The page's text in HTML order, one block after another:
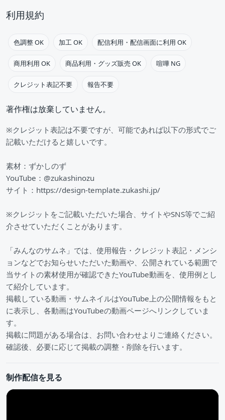
利用規約
色調整 OK 加工 OK 配信利用・配信画面に利用 OK
商用利用 OK 商品利用・グッズ販売 OK 喧嘩 NG
クレジット表記不要 報告不要
著作権は放棄していません。
※クレジット表記は不要ですが、可能であれば以下の形式でご
記載いただけると嬉しいです。
素材：ずかしのず
YouTube：@zukashinozu
サイト：https://design-template.zukashi.jp/
※クレジットをご記載いただいた場合、サイトやSNS等でご紹
介させていただくことがあります。
「みんなのサムネ」では、使用報告・クレジット表記・メンシ
ョンなどでお知らせいただいた動画や、公開されている範囲で
当サイトの素材使用が確認できたYouTube動画を、使用例とし
て紹介しています。
掲載している動画・サムネイルはYouTube上の公開情報をもと
に表示し、各動画はYouTubeの動画ページへリンクしていま
す。
掲載に問題がある場合は、お問い合わせよりご連絡ください。
確認後、必要に応じて掲載の調整・削除を行います。
制作配信を見る